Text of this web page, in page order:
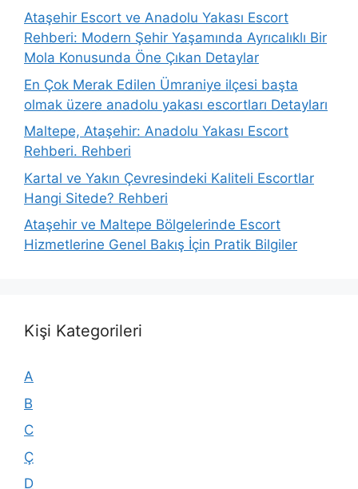
Ataşehir Escort ve Anadolu Yakası Escort
Rehberi: Modern Şehir Yaşamında Ayrıcalıklı Bir
Mola Konusunda Öne Çıkan Detaylar
En Çok Merak Edilen Ümraniye ilçesi başta
olmak üzere anadolu yakası escortları Detayları
Maltepe, Ataşehir: Anadolu Yakası Escort
Rehberi. Rehberi
Kartal ve Yakın Çevresindeki Kaliteli Escortlar
Hangi Sitede? Rehberi
Ataşehir ve Maltepe Bölgelerinde Escort
Hizmetlerine Genel Bakış İçin Pratik Bilgiler
Kişi Kategorileri
A
B
C
Ç
D